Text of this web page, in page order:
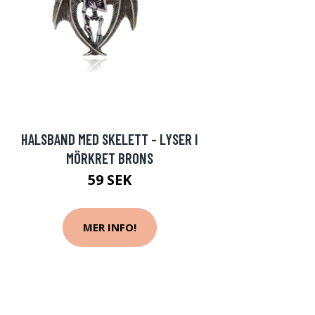
HALSBAND MED SKELETT - LYSER I
MÖRKRET BRONS
59 SEK
MER INFO!